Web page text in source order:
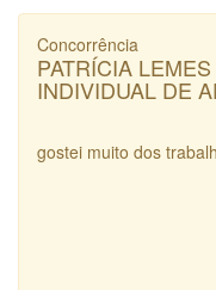
Concorrência
PATRÍCIA
INDIVIDUAL DE
gostei muito dos